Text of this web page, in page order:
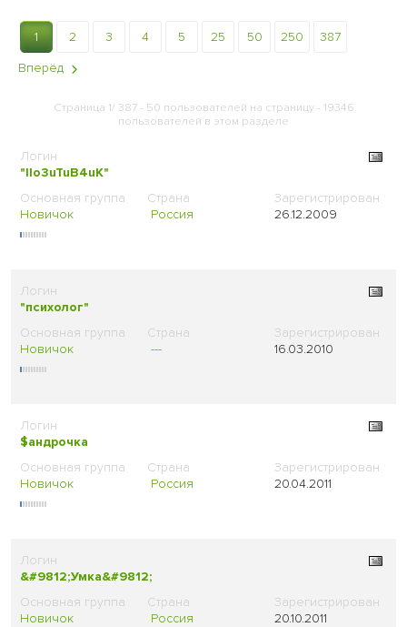
1 2 3 4 5 25 50 250
387
Вперёд
Страница 1/ 387 - 50 пользователей на страницу - 19346
пользователей в этом разделе
"IIo3uTuB4uK"
Новичок Россия 26.12.2009
"психолог"
Новичок --- 16.03.2010
$андрочка
Новичок Россия 20.04.2011
&#9812;Умка&#9812;
Новичок Россия 20.10.2011